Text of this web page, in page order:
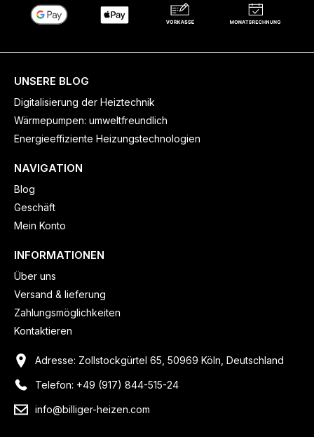
UNSERE BLOG
Digitalisierung der Heiztechnik
Wärmepumpen: umweltfreundlich
Energieeffiziente Heizungstechnologien
NAVIGATION
Blog
Geschäft
Mein Konto
INFORMATIONEN
Über uns
Versand & lieferung
Zahlungsmöglichkeiten
Kontaktieren
Adresse: Zollstockgürtel 65, 50969 Köln, Deutschland
Telefon: +49 (917) 844-515-24
info@billiger-heizen.com